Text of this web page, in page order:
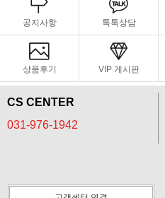
공지사항 톡톡상담
상품후기 VIP 게시판
CS CENTER
031-976-1942